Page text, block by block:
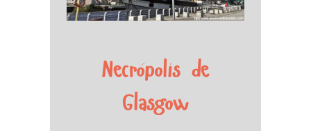
Necrópolis de
Glasgow